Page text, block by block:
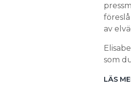
av
som
LÄS